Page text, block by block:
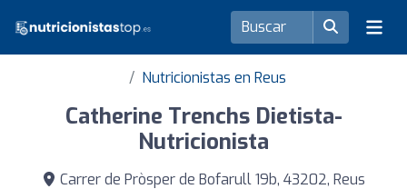
Nutricionistas en Reus
Catherine Trenchs Dietista-
Nutricionista
Carrer de Pròsper de Bofarull 19b, 43202, Reus